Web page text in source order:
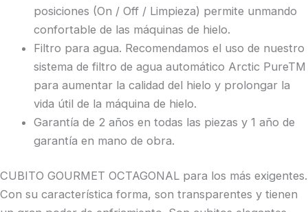
posiciones (On / Off / Limpieza) permite unmando
confortable de las máquinas de hielo.
Filtro para agua. Recomendamos el uso de nuestro
sistema de filtro de agua automático Arctic PureTM
para aumentar la calidad del hielo y prolongar la
vida útil de la máquina de hielo.
Garantía de 2 años en todas las piezas y 1 año de
garantía en mano de obra.
CUBITO GOURMET OCTAGONAL para los más exigentes.
Con su característica forma, son transparentes y tienen